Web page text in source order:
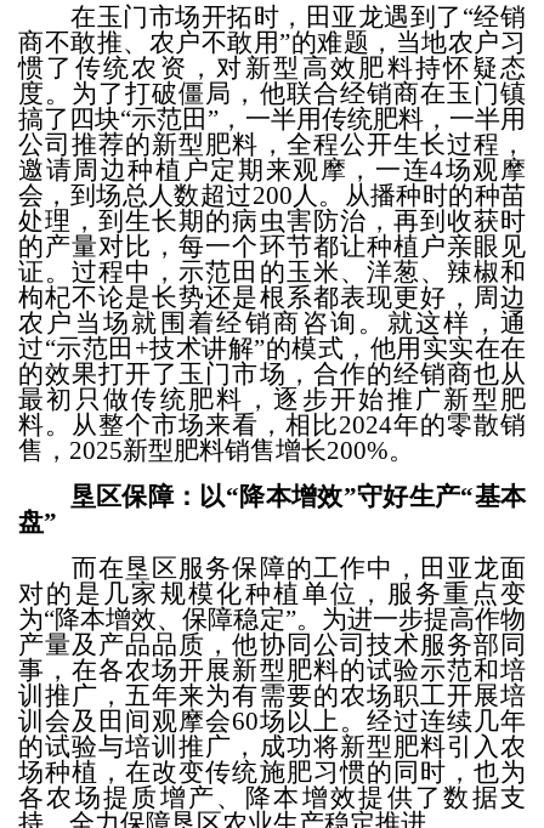
在玉门市场开拓时，田亚龙遇到了 “经销
商不敢推、农户不敢用”的难题 ， 当地农户习
惯了传统农资，对新型高效肥料持怀疑态
度。为了打破僵局，他联合经销商在玉门镇
搞了四块“示范田”，一半用传统肥料，一半用
公司推荐的新型肥料，全程公开生长过程，
邀请周边种植户定期来观摩 ， 一连4场观摩
会，到场总人数超过200 人 。从播种时的种苗
处理，到生长期的病虫害防治，再到收获时
的产量对比，每一个环节都让种植户亲眼见
证。过程中，示范田的玉米、洋葱、辣椒和
枸杞不论是长势还是根系都表现更好，周边
农户当场就围着经销商咨询。就这样，通
过“示范田 +技术讲解”的模式，他用实实在在
的效果打开了玉门市场，合作的经销商也从
最初只做传统肥料，逐步开始推广新型肥
料。 从整个市场来看，相比2024年的零散销
售， 2025新型肥料销售增长200%。
垦区保障：以“降本增效”守好生产“基本
盘”
而在垦区服务保障的工作中，田亚龙面
对的是 几家规模化种植单位，服务重点变
为“降本增效、保障稳定”。为进一步提高作物
产量及产品品质，他协同公司技术服务部同
事，在各农场开展新型肥料的试验示范和培
训推广，五年来为有需要的农场职工开展培
训会及田间观摩会60场以上 。经过连续几年
的试验与培训推广 ，成功将新型肥料引入农
场种植，在改变传统施肥习惯的同时，也为
各农场提质增产、降本增效提供了数据支